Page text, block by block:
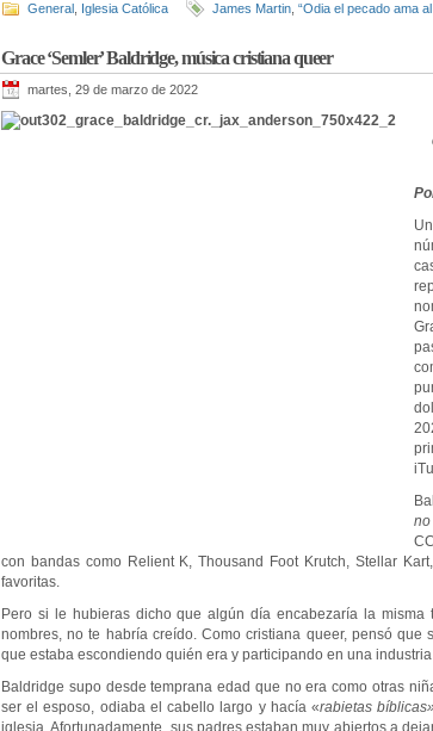
General Iglesia Católica James Martin “Odia el pecado ama
Grace ‘Semler’ Baldridge, música cristiana queer
martes, 29 de marzo de 2022
con bandas como Relient K, Thousand Foot Krutch, Stellar
favoritas.
Pero si le hubieras dicho que algún día encabezaría la
nombres, no te habría creído. Como cristiana queer, pensó
que estaba escondiendo quién era y participando en una
Baldridge supo desde temprana edad que no era como otras
ser el esposo, odiaba el cabello largo y hacía «rabietas bíblicas»
iglesia. Afortunadamente, sus padres estaban muy abiertos a